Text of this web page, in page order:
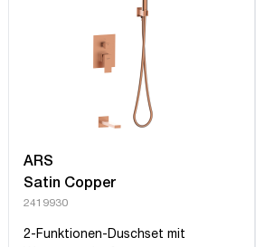
ARS
Satin Copper
2419930
2-Funktionen-Duschset mit